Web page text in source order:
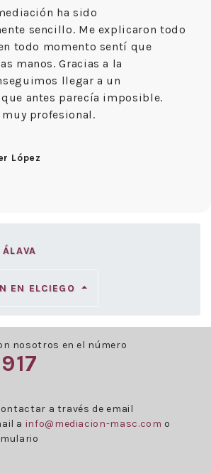
ha sido
sencillo. Me explicaron todo
todo momento sentí que
manos. Gracias a la
llegar a un
antes parecía imposible.
muy profesional.
López
ÁLAVA
EN ELCIEGO
nosotros en el número
a través de email
a info@mediacion-masc.com o